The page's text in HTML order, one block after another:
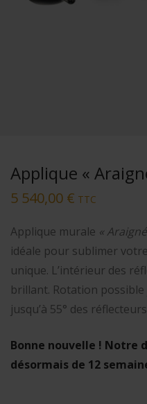
Applique «
5 540,00 € TTC
Applique murale «
idéale pour sublimer
unique. L’intérieur des
brillant. Rotation possible
jusqu’à 55° des
Bonne nouvelle ! Notre
désormais de 12